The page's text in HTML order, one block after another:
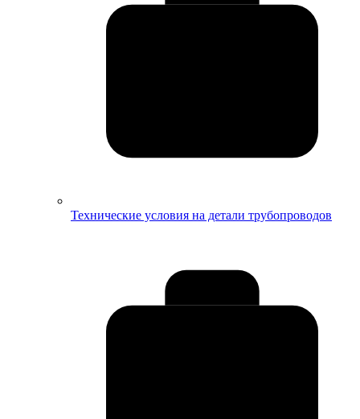
Технические условия на детали трубопроводов